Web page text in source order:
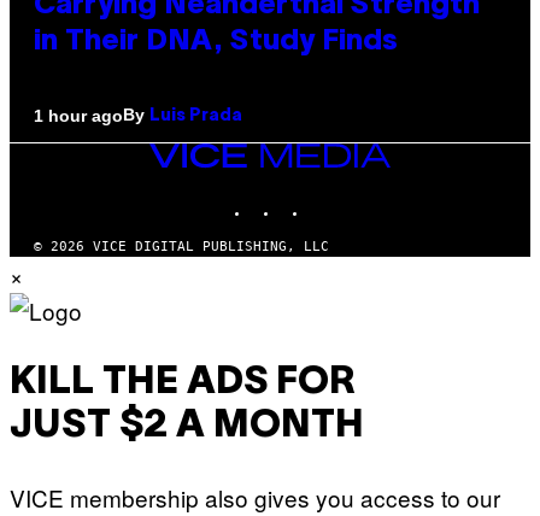
Carrying Neanderthal Strength
in Their DNA, Study Finds
1 hour agoBy Luis Prada
VICE
© 2026 VICE DIGITAL PUBLISHING, LLC
×
KILL THE ADS FOR
JUST $2 A MONTH
VICE membership also gives you access to our